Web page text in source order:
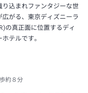
り込まれファンタジーな世
広がる、東京ディズニーラ
の真正面に位置するディ
ホテルです。
約８分